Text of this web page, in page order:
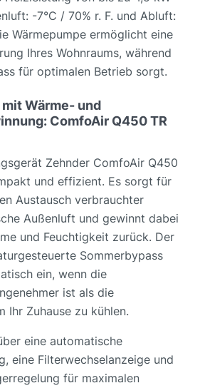
-7°C / 70% r. F. und Abluft:
Wärmepumpe ermöglicht eine
Ihres Wohnraums, während
für optimalen Betrieb sorgt.
Wärme- und
ComfoAir Q450 TR
Zehnder ComfoAir Q450
und effizient. Es sorgt für
Austausch verbrauchter
Außenluft und gewinnt dabei
und Feuchtigkeit zurück. Der
Sommerbypass
ein, wenn die
ist als die
Ihr Zuhause zu kühlen.
eine automatische
eine Filterwechselanzeige und
für maximalen